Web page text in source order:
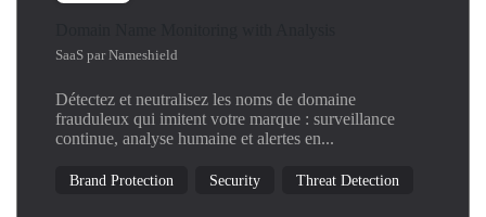
SaaS par Nameshield
Détectez et neutralisez les noms de domaine
frauduleux qui imitent votre marque : surveillance
continue, analyse humaine et alertes en...
Brand Protection Security Threat Detection